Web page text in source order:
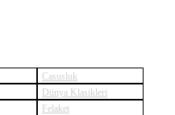
Casusluk
Dünya Klasikleri
Felaket